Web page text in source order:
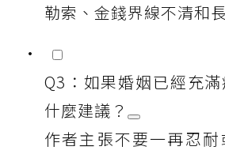
勒索、金錢界線不清和
Q3：如果婚姻已經充
什麼建議？
作者主張不要一再忍